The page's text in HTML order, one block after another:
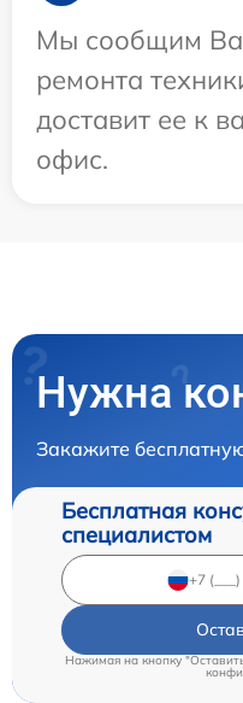
Мы сообщим
ремонта
доставит ее к
офис.
Нужна
Закажите
Бесплатная
специалистом
Нажимая на кнопку